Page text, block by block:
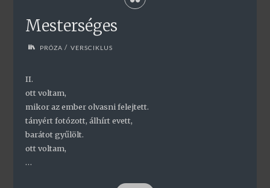
Mesterséges
PRÓZA / VERSCIKLUS
II.
ott voltam,
mikor az ember olvasni felejtett.
tányért fotózott, álhírt evett,
barátot gyűlölt.
ott voltam,
…